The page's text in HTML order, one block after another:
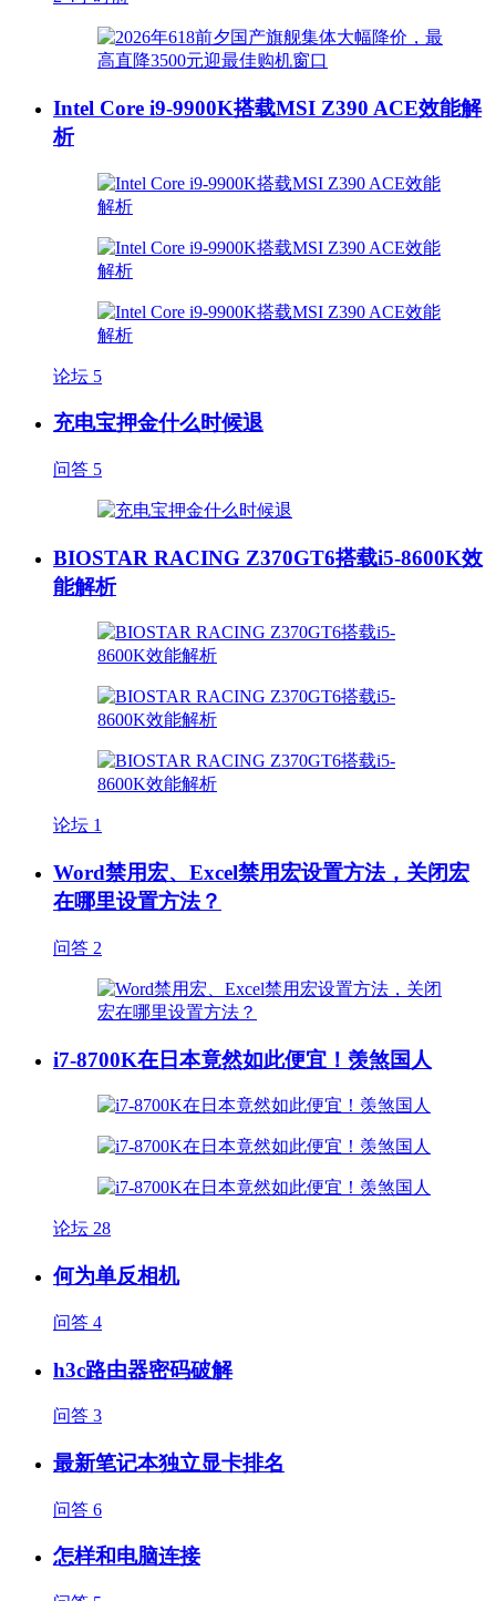
Intel Core i9-9900K搭载MSI Z390 ACE效能解
析
论坛 5
充电宝押金什么时候退
问答 5
BIOSTAR RACING Z370GT6搭载i5-8600K效
能解析
论坛 1
Word禁用宏、Excel禁用宏设置方法，关闭宏
在哪里设置方法？
问答 2
i7-8700K在日本竟然如此便宜！羡煞国人
论坛 28
何为单反相机
问答 4
h3c路由器密码破解
问答 3
最新笔记本独立显卡排名
问答 6
怎样和电脑连接